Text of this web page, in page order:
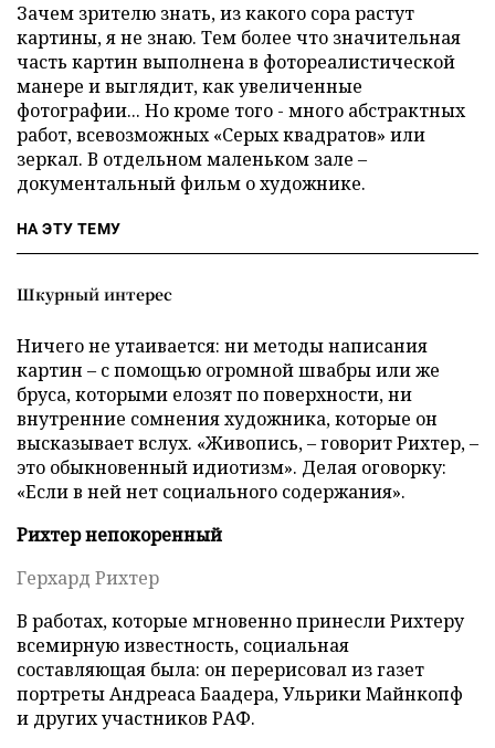
Зачем зрителю знать, из какого сора растут
картины, я не знаю. Тем более что значительная
часть картин выполнена в фотореалистической
манере и выглядит, как увеличенные
фотографии... Но кроме того - много абстрактных
работ, всевозможных «Серых квадратов» или
зеркал. В отдельном маленьком зале –
документальный фильм о художнике.
НА ЭТУ ТЕМУ
Шкурный интерес
Ничего не утаивается: ни методы написания
картин – с помощью огромной швабры или же
бруса, которыми елозят по поверхности, ни
внутренние сомнения художника, которые он
высказывает вслух. «Живопись, – говорит Рихтер, –
это обыкновенный идиотизм». Делая оговорку:
«Если в ней нет социального содержания».
Рихтер непокоренный
Герхард Рихтер
В работах, которые мгновенно принесли Рихтеру
всемирную известность, социальная
составляющая была: он перерисовал из газет
портреты Андреаса Баадера, Ульрики Майнкопф
и других участников РАФ.